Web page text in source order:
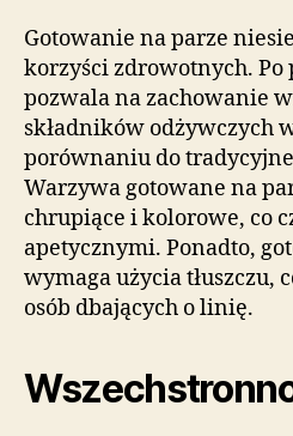
Gotowanie na parze
korzyści zdrowotnych. Po
pozwala na zachowanie
składników odżywczych
porównaniu do
Warzywa gotowane na
chrupiące i kolorowe, co
apetycznymi. Ponadto,
wymaga użycia tłuszczu,
osób dbających o linię.